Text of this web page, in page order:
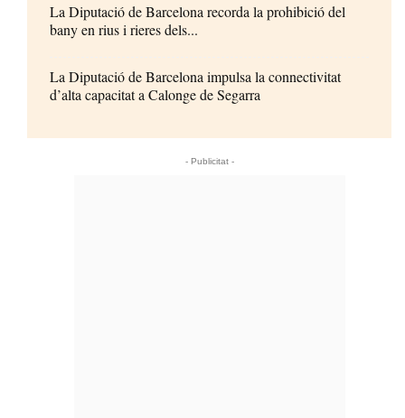
La Diputació de Barcelona recorda la prohibició del
bany en rius i rieres dels...
La Diputació de Barcelona impulsa la connectivitat
d’alta capacitat a Calonge de Segarra
- Publicitat -